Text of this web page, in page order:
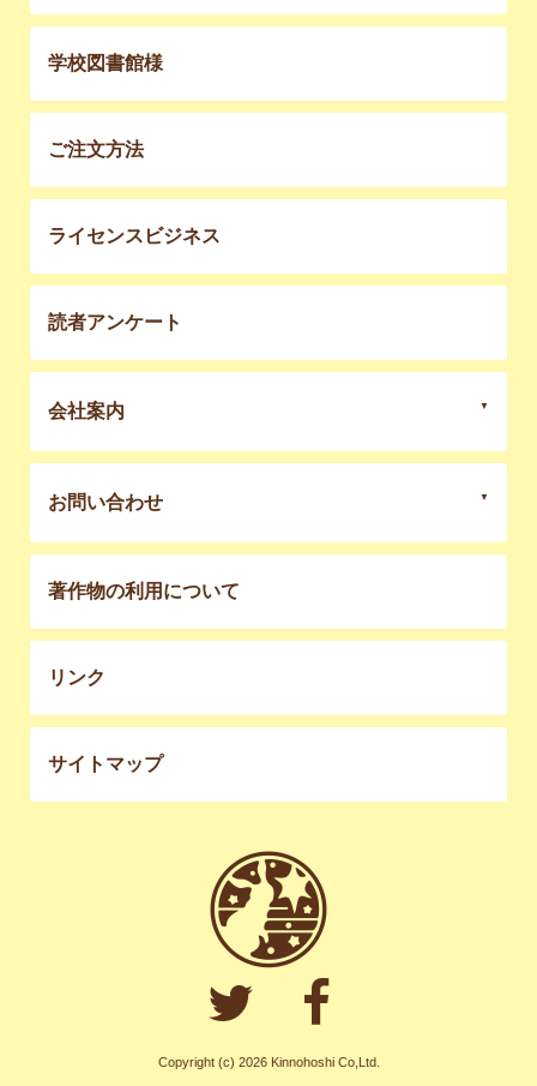
学校図書館様
ご注文方法
ライセンスビジネス
読者アンケート
会社案内
お問い合わせ
著作物の利用について
リンク
サイトマップ
Copyright (c) 2026 Kinnohoshi Co,Ltd.